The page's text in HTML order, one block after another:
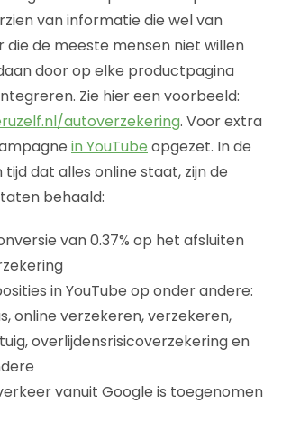
van informatie die wel van
die de meeste mensen niet willen
door op elke productpagina
Zie hier een voorbeeld:
autoverzekering. Voor extra
in YouTube opgezet. In de
dat alles online staat, zijn de
behaald:
van 0.37% op het afsluiten
in YouTube op onder andere:
online verzekeren, verzekeren,
overlijdensrisicoverzekering en
vanuit Google is toegenomen